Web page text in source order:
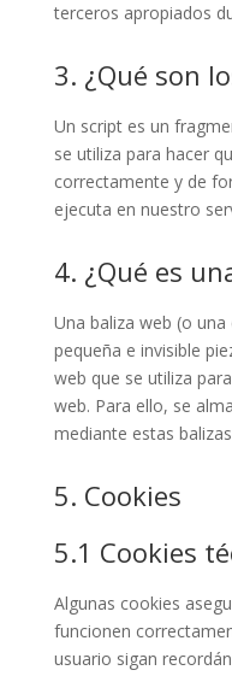
terceros apropiados
3. ¿Qué son
Un script es un
se utiliza para hacer
correctamente y de
ejecuta en nuestro
4. ¿Qué es
Una baliza web (o
pequeña e invisible
web que se utiliza
web. Para ello, se
mediante estas
5. Cookies
5.1 Cookies
Algunas cookies
funcionen
usuario sigan